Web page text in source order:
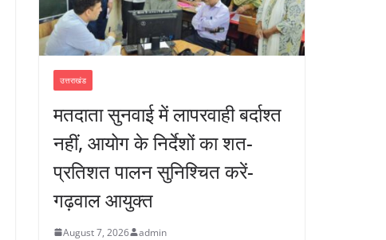
उत्तराखंड
मतदाता सुनवाई में लापरवाही बर्दाश्त
नहीं, आयोग के निर्देशों का शत-
प्रतिशत पालन सुनिश्चित करें-
गढ़वाल आयुक्त
August 7, 2026 admin